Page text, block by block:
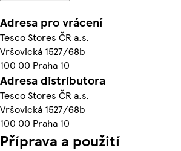
Adresa pro vrácení
Tesco Stores ČR a.s.
Vršovická 1527/68b
100 00 Praha 10
Adresa distributora
Tesco Stores ČR a.s.
Vršovická 1527/68b
100 00 Praha 10
Příprava a použití